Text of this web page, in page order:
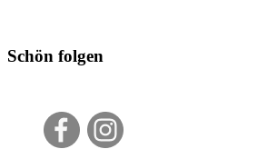
Schön folgen